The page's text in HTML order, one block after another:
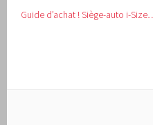
Guide d’achat !Siège-auto i-